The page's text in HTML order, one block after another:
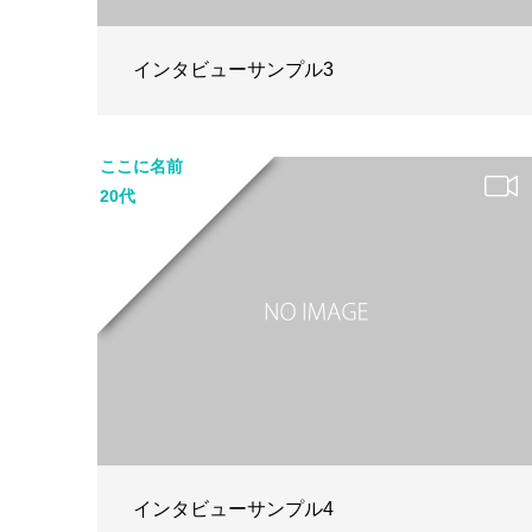
インタビューサンプル3
ここに名前
20代
インタビューサンプル4